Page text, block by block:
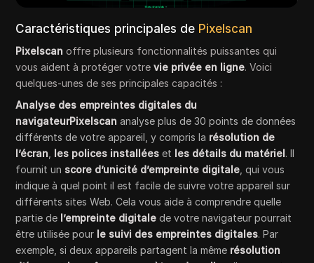
Caractéristiques principales de Pixelscan
Pixelscan offre plusieurs fonctionnalités puissantes qui
vous aident à protéger votrevie privée en ligne. Voici
quelques-unes de ses principales capacités :
Analyse des empreintes digitales du
navigateurPixelscan analyse plus de 30 points de données
différents de votre appareil, y compris la résolution de
l’écran les polices installées et les détails du matériel. Il
fournit un score d’unicité d’empreinte digitale , qui vous
indique à quel point il est facile de suivre votre appareil sur
différents sites Web. Cela vous aide à comprendre quelle
partie de l’empreinte digitale de votre navigateur pourrait
être utilisée pour le suivi des empreintes digitales. Par
exemple, si deux appareils partagent la même résolution